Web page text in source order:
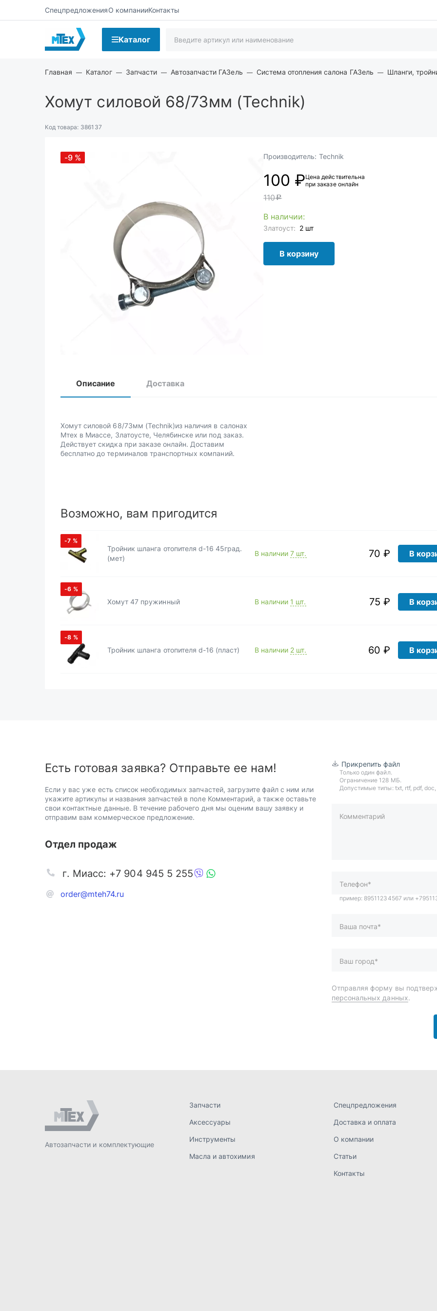
СпецпредложенияО компанииКонтакты
Каталог
Главная Каталог Запчасти Автозапчасти ГАЗель Система отопления салона ГАЗель Шланги,
Хомут силовой 68/73мм (Technik)
Код товара: 386137
-9 % Производитель: Technik
100 ₽Цена действительна
при заказе онлайн
110c
В наличии:
Златоуст: 2 шт
В корзину
Описание Доставка
Хомут силовой 68/73мм (Technik)из наличия в салонах
Мтех в Миассе, Златоусте, Челябинске или под заказ.
Действует скидка при заказе онлайн. Доставим
бесплатно до терминалов транспортных компаний.
Возможно, вам пригодится
-7 %
Тройник шланга отопителя d-16 45град.
(мет)
В наличии 7 шт. 70 ₽ В
-6 %
Хомут 47 пружинный В наличии 1 шт. 75 ₽ В
-8 %
Тройник шланга отопителя d-16 (пласт) В наличии 2 шт. 60 ₽ В
Есть готовая заявка? Отправьте ее нам!
Если у вас уже есть список необходимых запчастей, загрузите файл с ним или
укажите артикулы и названия запчастей в поле Комментарий, а также оставьте
свои контактные данные. В течение рабочего дня мы оценим вашу заявку и
отправим вам коммерческое предложение.
Отдел продаж
order@mteh74.ru
г. Миасс: +7 904 945 5 255
Прикрепить файл
Только один файл.
Ограничение 128 МБ.
Допустимые типы: txt, rtf, pdf,
Комментарий
пример: 89511234567 или
Доставка и оплата